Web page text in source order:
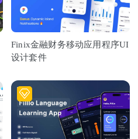
Finix金融财务移动应用程序UI
设计套件